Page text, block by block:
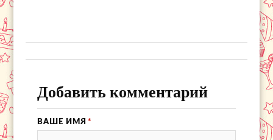
Добавить комментарий
ВАШЕ ИМЯ *